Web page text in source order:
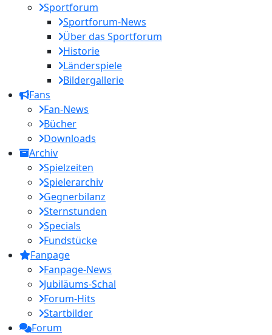
Sportforum
Sportforum-News
Über das Sportforum
Historie
Länderspiele
Bildergallerie
Fans
Fan-News
Bücher
Downloads
Archiv
Spielzeiten
Spielerarchiv
Gegnerbilanz
Sternstunden
Specials
Fundstücke
Fanpage
Fanpage-News
Jubiläums-Schal
Forum-Hits
Startbilder
Forum